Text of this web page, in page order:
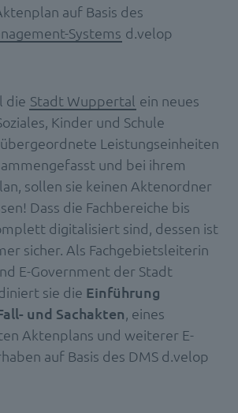
auf Basis des
Systems d.velop
die Stadt Wuppertal ein neues
Kinder und Schule
Leistungseinheiten
und bei ihrem
sollen sie keinen Aktenordner
Dass die Fachbereiche bis
digitalisiert sind, dessen ist
sicher. Als Fachgebietsleiterin
E-Government der Stadt
sie die Einführung
und Sachakten, eines
Aktenplans und weiterer E-
auf Basis des DMS d.velop